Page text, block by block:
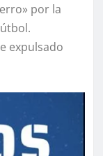
por la
expulsado